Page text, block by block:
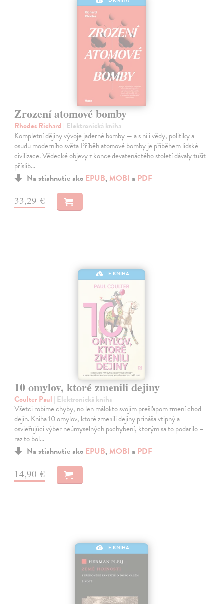
Zrození atomové bomby
Rhodes Richard | Elektronická kniha
Kompletní dějiny vývoje jaderné bomby — a s ní i vědy, politiky a
osudu moderního světa Příběh atomové bomby je příběhem lidské
civilizace. Vědecké objevy z konce devatenáctého století dávaly tušit
příslib…
Na stiahnutie ako EPUB, MOBI a PDF
33,29 €
E-KNIHA
10 omylov, ktoré zmenili dejiny
Coulter Paul | Elektronická kniha
Všetci robíme chyby, no len málokto svojím prešľapom zmení chod
dejín. Kniha 10 omylov, ktoré zmenili dejiny prináša vtipný a
osviežujúci výber neúmyselných pochybení, ktorým sa to podarilo –
raz to bol…
Na stiahnutie ako EPUB, MOBI a PDF
14,90 €
E-KNIHA